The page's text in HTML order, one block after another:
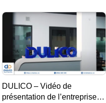
DULICO – Vidéo de
présentation de l’entreprise –